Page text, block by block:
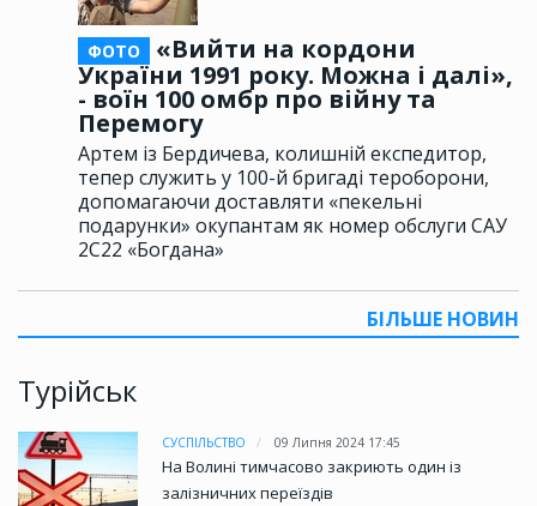
ФОТО
«Вийти на кордони
України 1991 року. Можна і далі»,
- воїн 100 омбр про війну та
Перемогу
Артем із Бердичева, колишній експедитор,
тепер служить у 100-й бригаді тероборони,
допомагаючи доставляти «пекельні
подарунки» окупантам як номер обслуги САУ
2С22 «Богдана»
БІЛЬШЕ НОВИН
Турійськ
СУСПІЛЬСТВО 09 Липня 2024 17:45
На Волині тимчасово закриють один із
залізничних переїздів